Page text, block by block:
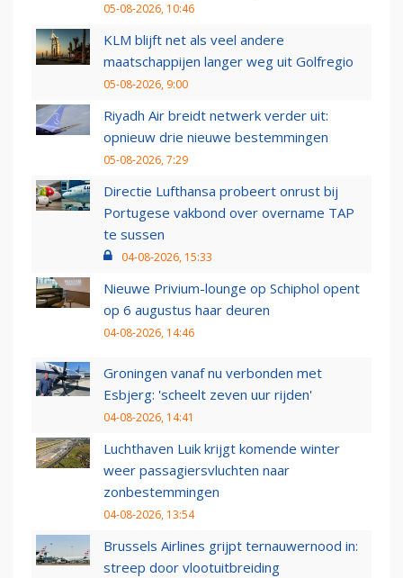
05-08-2026, 10:46
KLM blijft net als veel andere
maatschappijen langer weg uit Golfregio
05-08-2026, 9:00
Riyadh Air breidt netwerk verder uit:
opnieuw drie nieuwe bestemmingen
05-08-2026, 7:29
Directie Lufthansa probeert onrust bij
Portugese vakbond over overname TAP
te sussen
04-08-2026, 15:33
Nieuwe Privium-lounge op Schiphol opent
op 6 augustus haar deuren
04-08-2026, 14:46
Groningen vanaf nu verbonden met
Esbjerg: 'scheelt zeven uur rijden'
04-08-2026, 14:41
Luchthaven Luik krijgt komende winter
weer passagiersvluchten naar
zonbestemmingen
04-08-2026, 13:54
Brussels Airlines grijpt ternauwernood in:
streep door vlootuitbreiding